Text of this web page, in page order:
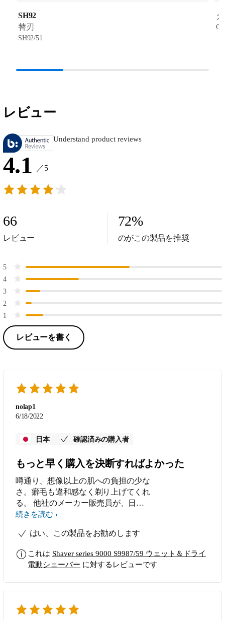
SH92
替刃
SH92/51
レビュー
Understand product reviews
4.1 ／5
66
レビュー
72%
のがこの製品を推奨
5
4
3
2
1
レビューを書く
nolap1
6/18/2022
日本 確認済みの購入者
もっと早く購入を決断すればよかった
噂通り、想像以上の肌への負担の少な
さ。癖毛も違和感なく剃り上げてくれ
る。 他社のメーカー販売員が、日本
人の髭には合ってないと説明していた
だったのか。T字カミソリの肌荒れに
お素晴らしいのは、正しい剃り方をイ
ルミネーションとアプリで分かりやす
充電残量もわかりやすい。タイミング
に困らない。 洗浄もシンプルで迷わ
続きを読む
はい、この製品をお勧めします
これは Shaver series 9000 S9987/59 ウェット＆ドライ
電動シェーバー に対するレビューです